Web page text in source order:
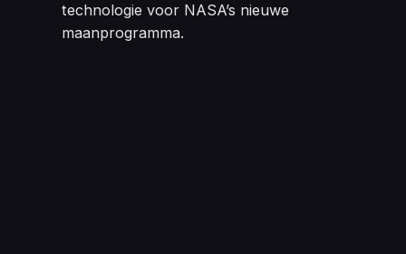
technologie voor NASA’s nieuwe
maanprogramma.